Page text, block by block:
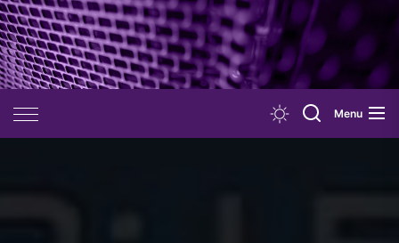
Skip
to
the
content
Menu